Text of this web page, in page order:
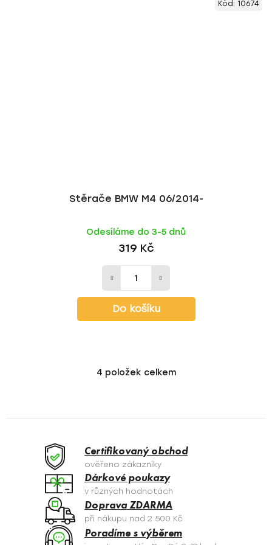
Stěrače BMW M4 06/2014-
Odesíláme do 3-5 dnů
319 Kč
Do košíku
Kód: 10674
O
á
c
í
p
r
v
k
y
4 položek celkem
Certifikovaný obchod
ověřeno zákazníky
Dárkové poukazy
v různých hodnotách
Doprava ZDARMA
při nákupu nad 2 500 Kč
Poradíme s výběrem